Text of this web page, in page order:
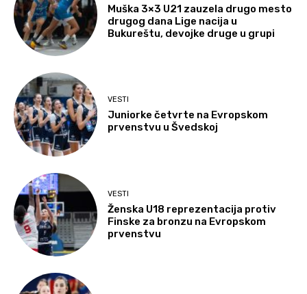
Muška 3×3 U21 zauzela drugo mesto
drugog dana Lige nacija u
Bukureštu, devojke druge u grupi
VESTI
Juniorke četvrte na Evropskom
prvenstvu u Švedskoj
VESTI
Ženska U18 reprezentacija protiv
Finske za bronzu na Evropskom
prvenstvu